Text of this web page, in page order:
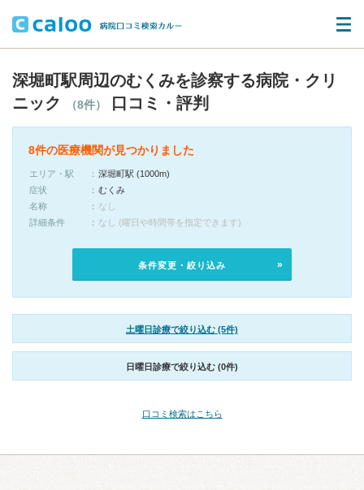
深堀町駅周辺のむくみを診察する病院・クリ
ニック
（8件） 口コミ・評判
8件の医療機関が見つかりました
エリア・駅
深堀町駅 (1000m)
症状
むくみ
名称
なし
詳細条件
なし (曜日や時間帯を指定できます)
条件変更・絞り込み
土曜日診療で絞り込む (5件)
日曜日診療で絞り込む (0件)
口コミ検索はこちら